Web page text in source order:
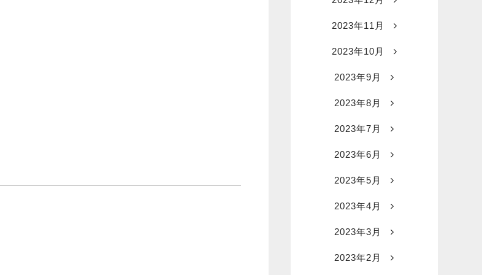
2023年11月
2023年10月
2023年9月
2023年8月
2023年7月
2023年6月
2023年5月
2023年4月
2023年3月
2023年2月